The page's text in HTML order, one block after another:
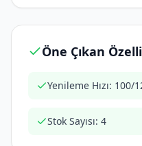
Öne Çıkan
Yenileme Hızı: 100/
Stok Sayısı: 4